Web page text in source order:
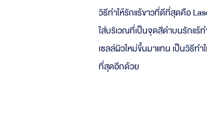
วิธีทำให้รักแร้ขาวที่ดีที่สุดคือ
ใส่บริเวณที่เป็นจุดสีดำบนรักแร้
เซลล์ผิวใหม่ขึ้นมาแทน เป็นวิธีท
ที่สุดอีกด้วย